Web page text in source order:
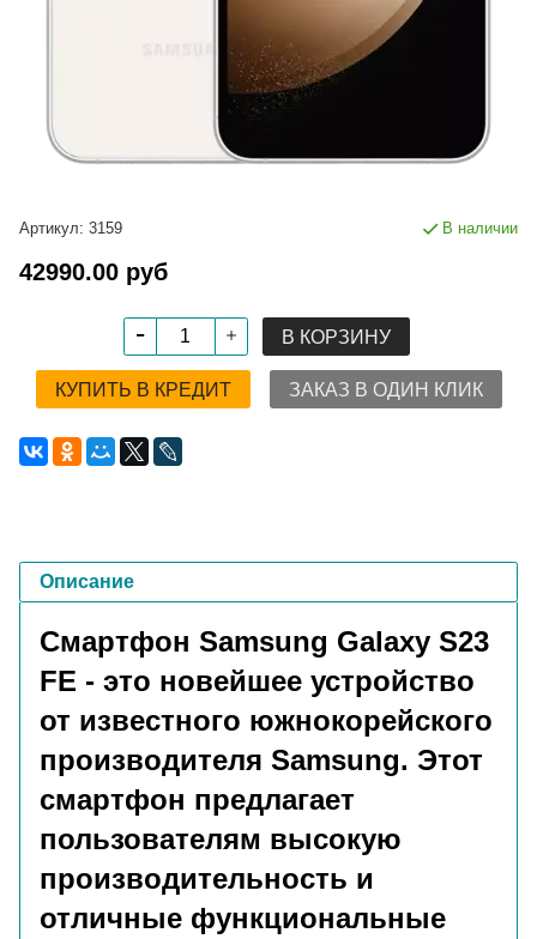
Артикул: 3159 В наличии
42990.00 руб
В КОРЗИНУ
КУПИТЬ В КРЕДИТ ЗАКАЗ В ОДИН КЛИК
Описание
Смартфон Samsung Galaxy S23
FE - это новейшее устройство
от известного южнокорейского
производителя Samsung. Этот
смартфон предлагает
пользователям высокую
производительность и
отличные функциональные